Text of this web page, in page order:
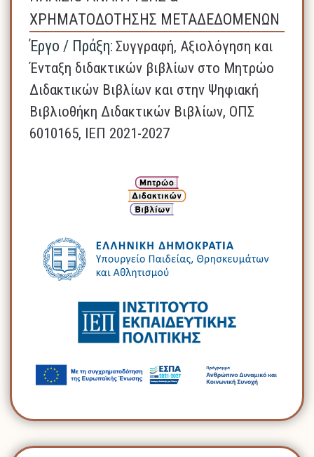
ΧΡΗΜΑΤΟΔΟΤΗΣΗΣ ΜΕΤΑΔΕΔΟΜΕΝΩΝ
Έργο / Πράξη: Συγγραφή, Αξιολόγηση και
Ένταξη διδακτικών βιβλίων στο Μητρώο
Διδακτικών Βιβλίων και στην Ψηφιακή
Βιβλιοθήκη Διδακτικών Βιβλίων, ΟΠΣ
6010165, ΙΕΠ 2021-2027